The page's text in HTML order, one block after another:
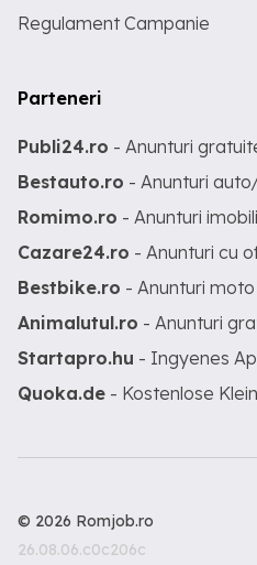
Regulament Campanie
Parteneri
Publi24.ro - Anunturi
Bestauto.ro - Anunturi
Romimo.ro - Anunturi
Cazare24.ro - Anunturi cu
Bestbike.ro - Anunturi moto
Animalutul.ro - Anunturi
Startapro.hu - Ingyenes
Quoka.de - Kostenlose
© 2026 Romjob.ro
26.08.06.c0c206c